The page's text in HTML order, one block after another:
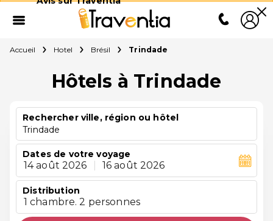
Accueil Hotel Brésil Trindade
Hôtels à Trindade
Rechercher ville, région ou hôtel
Trindade
Dates de votre voyage
14 août 2026 16 août 2026
Distribution
1 chambre. 2 personnes